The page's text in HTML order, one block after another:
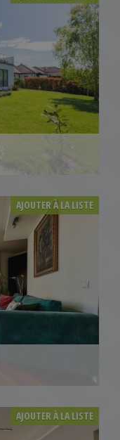
AJOUTER À LA LISTE
AJOUTER À LA LISTE